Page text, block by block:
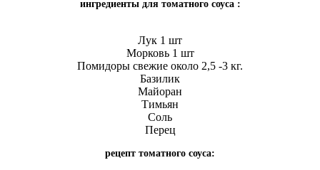
ингредиенты для томатного соуса :
Лук 1 шт
Морковь 1 шт
Помидоры свежие около 2,5 -3 кг.
Базилик
Майоран
Тимьян
Соль
Перец
рецепт томатного соуса: